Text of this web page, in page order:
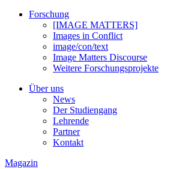
Forschung
[IMAGE MATTERS]
Images in Conflict
image/con/text
Image Matters Discourse
Weitere Forschungsprojekte
Über uns
News
Der Studiengang
Lehrende
Partner
Kontakt
Magazin